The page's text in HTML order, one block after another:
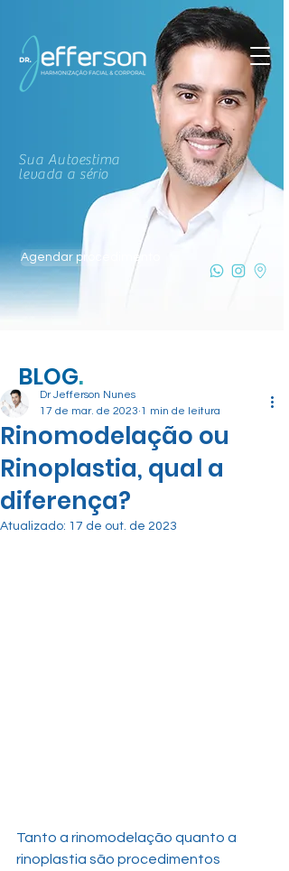
Sua Autoestima
levada a sério
Agendar procedimento
BLOG.
Rinomodelação ou
Rinoplastia, qual a
diferença?
Dr Jefferson Nunes
17 de mar. de 2023 1 min de leitura
Atualizado: 17 de out. de 2023
Tanto a rinomodelação quanto a
rinoplastia são procedimentos